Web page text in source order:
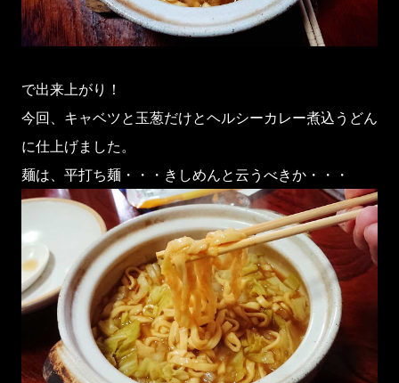
で出来上がり！
今回、キャベツと玉葱だけとヘルシーカレー煮込うどん
に仕上げました。
麺は、平打ち麺・・・きしめんと云うべきか・・・